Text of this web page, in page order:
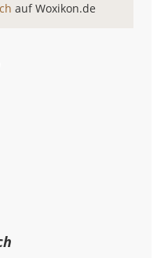
auf Woxikon.de